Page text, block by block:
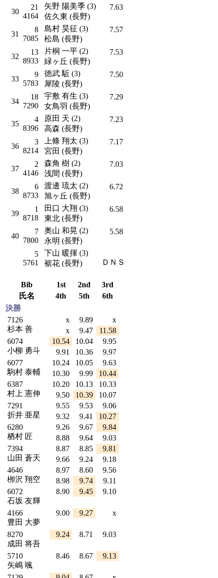
30
21
4164
矢野 陽美季 (3)
佐久東 (長野)
7.63
31
8
7085
島村 昊征 (3)
松島 (長野)
7.57
32
13
8933
片桐 一平 (2)
緑ヶ丘 (長野)
7.53
33
9
5783
徳武 駈 (3)
犀陵 (長野)
7.50
34
18
7290
宇敷 有生 (3)
女鳥羽 (長野)
7.29
35
4
8396
原田 天 (2)
高森 (長野)
7.23
36
3
8214
上條 翔太 (3)
宮田 (長野)
7.17
37
2
4146
森角 樹 (2)
浅間 (長野)
7.03
38
6
8733
渡邊 琉太 (2)
旭ヶ丘 (長野)
6.72
39
1
8718
田口 大翔 (3)
東北 (長野)
6.58
40
7
7800
奥山 和晃 (2)
永明 (長野)
5.58
5
5761
下山 暖揮 (3)
裾花 (長野)
ＤＮＳ
Bib 1st 2nd
3rd
氏名
4th 5th
6th
決勝
7126
杉本 善
x 9.89
x
x
9.47
11.58
6074
小柳 勇斗
10.54 10.04
9.95
9.91
10.36
9.97
6077
駒村 泰輔
10.24 10.05
9.63
10.30
9.99
10.44
6387
村上 憲伸
10.20 10.13
10.33
9.50
10.39
10.07
7291
折井 亜星
9.55 9.53
9.06
9.32
9.41
10.27
6280
栖村 匠
9.26 9.67
9.84
8.88
9.64
9.03
7394
山田 蒼天
8.87 8.85
9.81
9.66
9.24
9.18
4646
栁沢 翔空
8.97 8.60
9.56
8.98
9.74
9.11
6072
石坂 友輝
8.90 9.45 9.10
4166
豊田 大夢
9.00 9.27 x
8270
成田 将吾
9.24 8.71 9.03
5710
矢嶋 颯
8.46 8.67 9.13